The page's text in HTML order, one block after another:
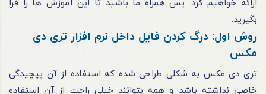
ارائه خواهیم کرد. پس همراه ما باشید تا این آموزش‌ ها را فرا
بگیرید.
روش اول: درگ‌ کردن فایل داخل نرم‌ افزار تری دی
مکس
تری دی مکس به‌ شکلی طراحی شده که استفاده از آن پیچیدگی
خاصی نداشته باشد و همه بتوانند خیلی راحت از آن استفاده